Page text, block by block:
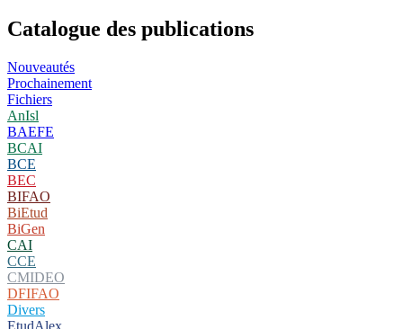
Catalogue des publications
Nouveautés
Prochainement
Fichiers
AnIsl
BAEFE
BCAI
BCE
BEC
BIFAO
BiEtud
BiGen
CAI
CCE
CMIDEO
DFIFAO
Divers